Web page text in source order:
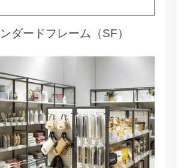
ダードフレーム（SF）